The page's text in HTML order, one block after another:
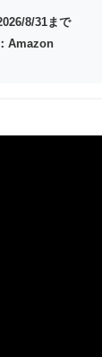
8/31まで
Amazon